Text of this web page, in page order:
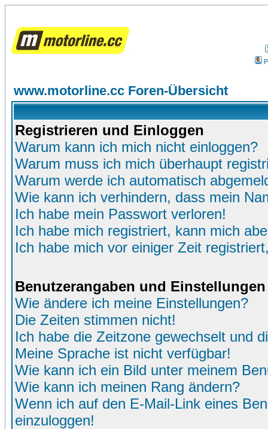
www.motorline.cc Foren-Übersicht
Registrieren und Einloggen
Warum kann ich mich nicht einloggen?
Warum muss ich mich überhaupt
Warum werde ich automatisch
Wie kann ich verhindern, dass mein
Ich habe mein Passwort verloren!
Ich habe mich registriert, kann mich
Ich habe mich vor einiger Zeit
Benutzerangaben und Einstellungen
Wie ändere ich meine Einstellungen?
Die Zeiten stimmen nicht!
Ich habe die Zeitzone gewechselt und
Meine Sprache ist nicht verfügbar!
Wie kann ich ein Bild unter meinem
Wie kann ich meinen Rang ändern?
Wenn ich auf den E-Mail-Link eines
einzuloggen!